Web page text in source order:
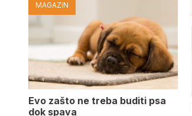
MAGAZIN
Evo zašto ne treba buditi psa
dok spava